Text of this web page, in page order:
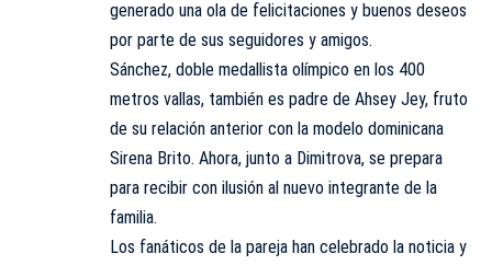
generado una ola de felicitaciones y buenos deseos
por parte de sus seguidores y amigos.
Sánchez, doble medallista olímpico en los 400
metros vallas, también es padre de Ahsey Jey, fruto
de su relación anterior con la modelo dominicana
Sirena Brito. Ahora, junto a Dimitrova, se prepara
para recibir con ilusión al nuevo integrante de la
familia.
Los fanáticos de la pareja han celebrado la noticia y